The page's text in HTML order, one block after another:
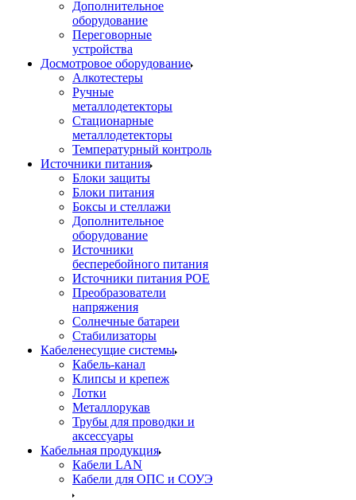
Дополнительное
оборудование
Переговорные
устройства
Досмотровое оборудование
Алкотестеры
Ручные
металлодетекторы
Стационарные
металлодетекторы
Температурный контроль
Источники питания
Блоки защиты
Блоки питания
Боксы и стеллажи
Дополнительное
оборудование
Источники
бесперебойного питания
Источники питания POE
Преобразователи
напряжения
Солнечные батареи
Стабилизаторы
Кабеленесущие системы
Кабель-канал
Клипсы и крепеж
Лотки
Металлорукав
Трубы для проводки и
аксессуары
Кабельная продукция
Кабели LAN
Кабели для ОПС и СОУЭ